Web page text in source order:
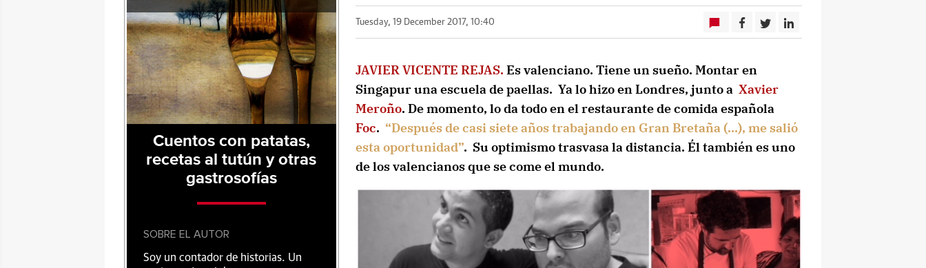
Tuesday, 19 December 2017, 10:40
JAVIER VICENTE REJAS. Es valenciano. Tiene un sueño. Montar en
Singapur una escuela de paellas. Ya lo hizo en Londres, junto a Xavier
Meroño. De momento, lo da todo en el restaurante de comida española
Foc. “Después de casi siete años trabajando en Gran Bretaña (…), me salió
esta oportunidad”. Su optimismo trasvasa la distancia. Él también es uno
de los valencianos que se come el mundo.
Cuentos con patatas,
recetas al tutún y otras
gastrosofías
SOBRE EL AUTOR
Soy un contador de historias. Un